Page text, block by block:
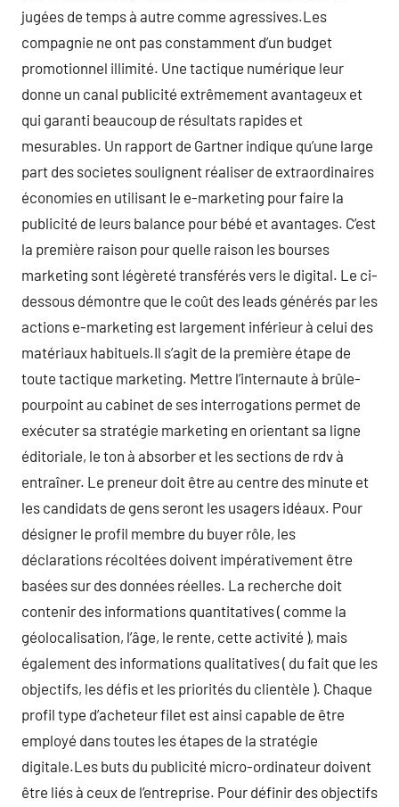
jugées de temps à autre comme agressives.Les
compagnie ne ont pas constamment d’un budget
promotionnel illimité. Une tactique numérique leur
donne un canal publicité extrêmement avantageux et
qui garanti beaucoup de résultats rapides et
mesurables. Un rapport de Gartner indique qu’une large
part des societes soulignent réaliser de extraordinaires
économies en utilisant le e-marketing pour faire la
publicité de leurs balance pour bébé et avantages. C’est
la première raison pour quelle raison les bourses
marketing sont légèreté transférés vers le digital. Le ci-
dessous démontre que le coût des leads générés par les
actions e-marketing est largement inférieur à celui des
matériaux habituels.Il s’agit de la première étape de
toute tactique marketing. Mettre l’internaute à brûle-
pourpoint au cabinet de ses interrogations permet de
exécuter sa stratégie marketing en orientant sa ligne
éditoriale, le ton à absorber et les sections de rdv à
entraîner. Le preneur doit être au centre des minute et
les candidats de gens seront les usagers idéaux. Pour
désigner le profil membre du buyer rôle, les
déclarations récoltées doivent impérativement être
basées sur des données réelles. La recherche doit
contenir des informations quantitatives ( comme la
géolocalisation, l’âge, le rente, cette activité ), mais
également des informations qualitatives ( du fait que les
objectifs, les défis et les priorités du clientèle ). Chaque
profil type d’acheteur filet est ainsi capable de être
employé dans toutes les étapes de la stratégie
digitale.Les buts du publicité micro-ordinateur doivent
être liés à ceux de l’entreprise. Pour définir des objectifs